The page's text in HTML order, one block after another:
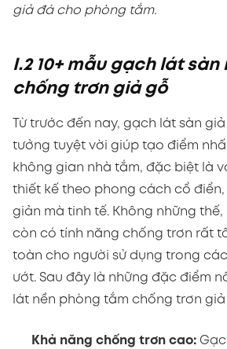
giả đá cho phòng tắm.
I.2 10+ mẫu gạch lát sàn
chống trơn giả gỗ
Từ trước đến nay, gạch lát sàn
tưởng tuyệt vời giúp tạo điểm
không gian nhà tắm, đặc biệt là
thiết kế theo phong cách cổ
giản mà tinh tế. Không những
còn có tính năng chống trơn rất
toàn cho người sử dụng trong
ướt. Sau đây là những đặc điểm
lát nền phòng tắm chống trơn giả
Khả năng chống trơn cao: